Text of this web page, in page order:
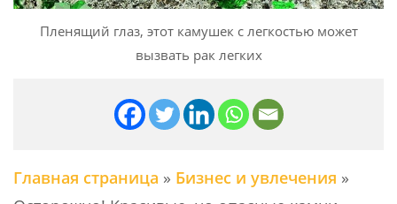
Пленящий глаз, этот камушек с легкостью может
вызвать рак легких
Главная страница » Бизнес и увлечения »